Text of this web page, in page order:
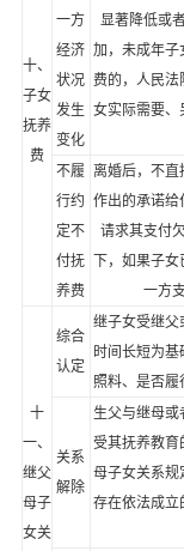
十、
子女
抚养
费
一方
经济
状况
发生
变化
显著降低或
加，未成年
费的，人民
女实际需要
不履
行约
定不
付抚
养费
离婚后，不
作出的承诺
请求其支付
下，如果子女
一方
十
一、
继父
母子
女关
综合
认定
继子女受继
时间长短为
照料、是否履
关系
解除
生父与继母
受其抚养教育
母子女关系
存在依法成立